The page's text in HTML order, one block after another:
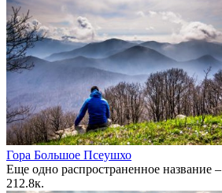
Гора Большое Псеушхо
Еще одно распространенное название –
212.8к.